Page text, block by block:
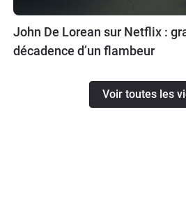
John De Lorean sur Netflix :
décadence d’un flambeur
Voir toutes les